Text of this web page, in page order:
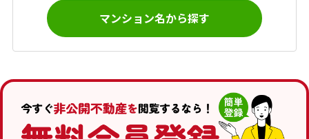
マンション名から探す